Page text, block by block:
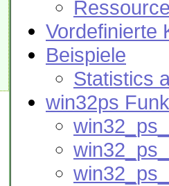
Vordefinierte
Beispiele
Statistics
win32ps